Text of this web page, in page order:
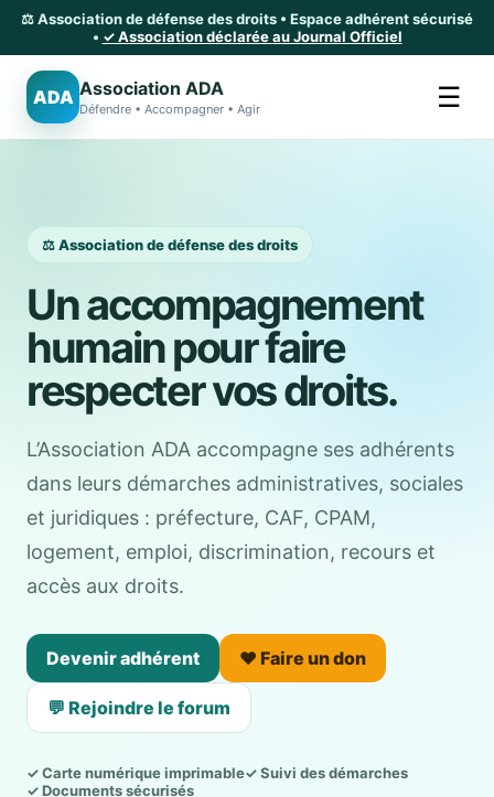
⚖️ Association de défense des droits • Espace adhérent sécurisé
• ✓ Association déclarée au Journal Officiel
ADA Association ADA
Défendre • Accompagner • Agir ☰
⚖️ Association de défense des droits
Un accompagnement
humain pour faire
respecter vos droits.
L’Association ADA accompagne ses adhérents
dans leurs démarches administratives, sociales
et juridiques : préfecture, CAF, CPAM,
logement, emploi, discrimination, recours et
accès aux droits.
Devenir adhérent ❤️ Faire un don
💬 Rejoindre le forum
✓ Carte numérique imprimable✓ Suivi des démarches
✓ Documents sécurisés